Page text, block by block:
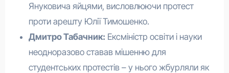
Януковича яйцями, висловлюючи протест
проти арешту Юлії Тимошенко.
Дмитро Табачник: Ексміністр освіти і науки
неодноразово ставав мішенню для
студентських протестів – у нього жбурляли як